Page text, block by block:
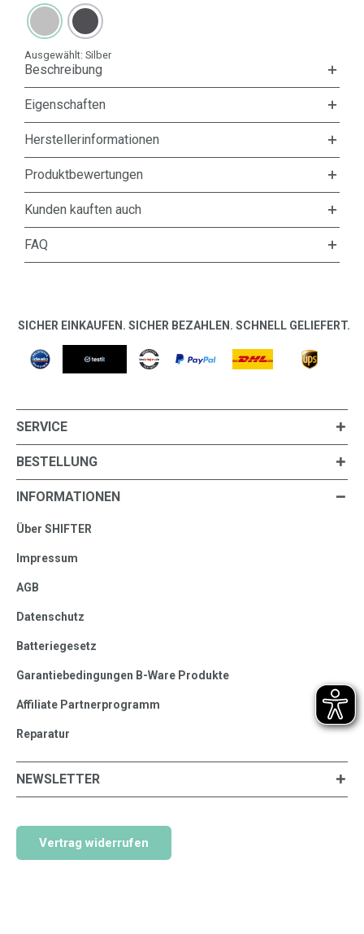
Ausgewählt: Silber
Beschreibung
Eigenschaften
Herstellerinformationen
Produktbewertungen
Kunden kauften auch
FAQ
SICHER EINKAUFEN. SICHER BEZAHLEN. SCHNELL GELIEFERT.
SERVICE
BESTELLUNG
INFORMATIONEN
Über SHIFTER
Impressum
AGB
Datenschutz
Batteriegesetz
Garantiebedingungen B-Ware Produkte
Affiliate Partnerprogramm
Reparatur
NEWSLETTER
Vertrag widerrufen